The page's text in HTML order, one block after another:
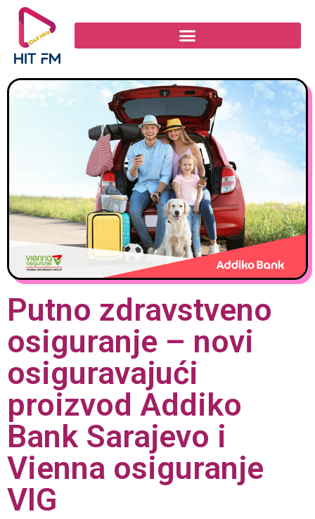
Putno zdravstveno
osiguranje – novi
osiguravajući
proizvod Addiko
Bank Sarajevo i
Vienna osiguranje
VIG